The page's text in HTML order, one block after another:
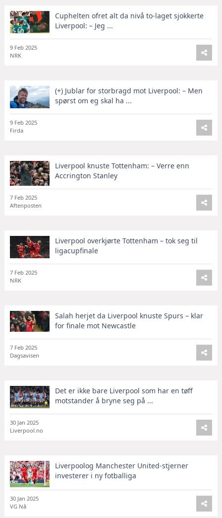
Cuphelten ofret alt da nivå to-laget sjokkerte
Liverpool: – Jeg ...
9 Feb 2025
NRK
(+) Jublar for storbragd mot Liverpool: – Men
spørst om eg skal ha ...
9 Feb 2025
Firda
Liverpool knuste Tottenham: – Verre enn
Accrington Stanley
7 Feb 2025
Aftenposten
Liverpool overkjørte Tottenham – tok seg til
ligacupfinale
7 Feb 2025
NRK
Salah herjet da Liverpool knuste Spurs – klar
for finale mot Newcastle
7 Feb 2025
Dagsavisen
Det er ikke bare Liverpool som har en tøff
motstander å bryne seg på ...
30 Jan 2025
Liverpool.no
Liverpoolog Manchester United-stjerner
investerer i ny fotballiga
30 Jan 2025
VG Nå